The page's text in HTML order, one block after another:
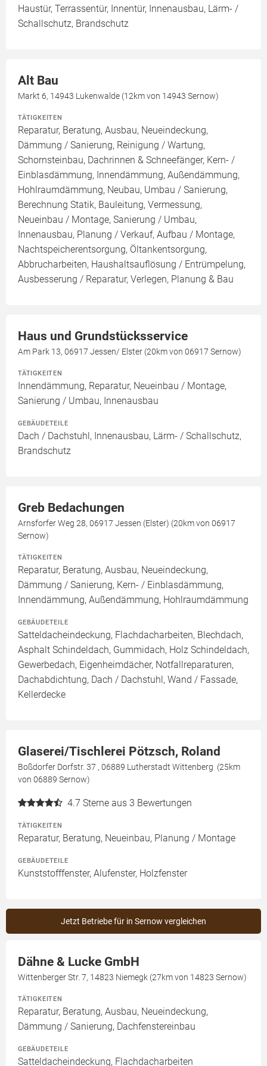
Haustür, Terrassentür, Innentür, Innenausbau, Lärm- /
Schallschutz, Brandschutz
Alt Bau
Markt 6, 14943 Lukenwalde (12km von 14943 Sernow)
TÄTIGKEITEN
Reparatur, Beratung, Ausbau, Neueindeckung,
Dämmung / Sanierung, Reinigung / Wartung,
Schornsteinbau, Dachrinnen & Schneefänger, Kern- /
Einblasdämmung, Innendämmung, Außendämmung,
Hohlraumdämmung, Neubau, Umbau / Sanierung,
Berechnung Statik, Bauleitung, Vermessung,
Neueinbau / Montage, Sanierung / Umbau,
Innenausbau, Planung / Verkauf, Aufbau / Montage,
Nachtspeicherentsorgung, Öltankentsorgung,
Abbrucharbeiten, Haushaltsauflösung / Entrümpelung,
Ausbesserung / Reparatur, Verlegen, Planung & Bau
Haus und Grundstücksservice
Am Park 13, 06917 Jessen/ Elster (20km von 06917 Sernow)
TÄTIGKEITEN
Innendämmung, Reparatur, Neueinbau / Montage,
Sanierung / Umbau, Innenausbau
GEBÄUDETEILE
Dach / Dachstuhl, Innenausbau, Lärm- / Schallschutz,
Brandschutz
Greb Bedachungen
Arnsforfer Weg 28, 06917 Jessen (Elster) (20km von 06917
Sernow)
TÄTIGKEITEN
Reparatur, Beratung, Ausbau, Neueindeckung,
Dämmung / Sanierung, Kern- / Einblasdämmung,
Innendämmung, Außendämmung, Hohlraumdämmung
GEBÄUDETEILE
Satteldacheindeckung, Flachdacharbeiten, Blechdach,
Asphalt Schindeldach, Gummidach, Holz Schindeldach,
Gewerbedach, Eigenheimdächer, Notfallreparaturen,
Dachabdichtung, Dach / Dachstuhl, Wand / Fassade,
Kellerdecke
Glaserei/Tischlerei Pötzsch, Roland
Boßdorfer Dorfstr. 37 , 06889 Lutherstadt Wittenberg (25km
von 06889 Sernow)
4.7 Sterne aus 3 Bewertungen
TÄTIGKEITEN
Reparatur, Beratung, Neueinbau, Planung / Montage
GEBÄUDETEILE
Kunststofffenster, Alufenster, Holzfenster
Jetzt Betriebe für in Sernow vergleichen
Dähne & Lucke GmbH
Wittenberger Str. 7, 14823 Niemegk (27km von 14823 Sernow)
TÄTIGKEITEN
Reparatur, Beratung, Ausbau, Neueindeckung,
Dämmung / Sanierung, Dachfenstereinbau
GEBÄUDETEILE
Satteldacheindeckung, Flachdacharbeiten